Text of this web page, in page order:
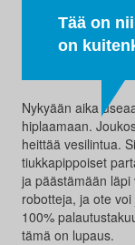
Tää on
on
Nykyään aika
hiplaamaan.
heittää vesilintua.
tiukkapippoiset
ja päästämään
robotteja, ja ote
100%
tämä on lupaus.